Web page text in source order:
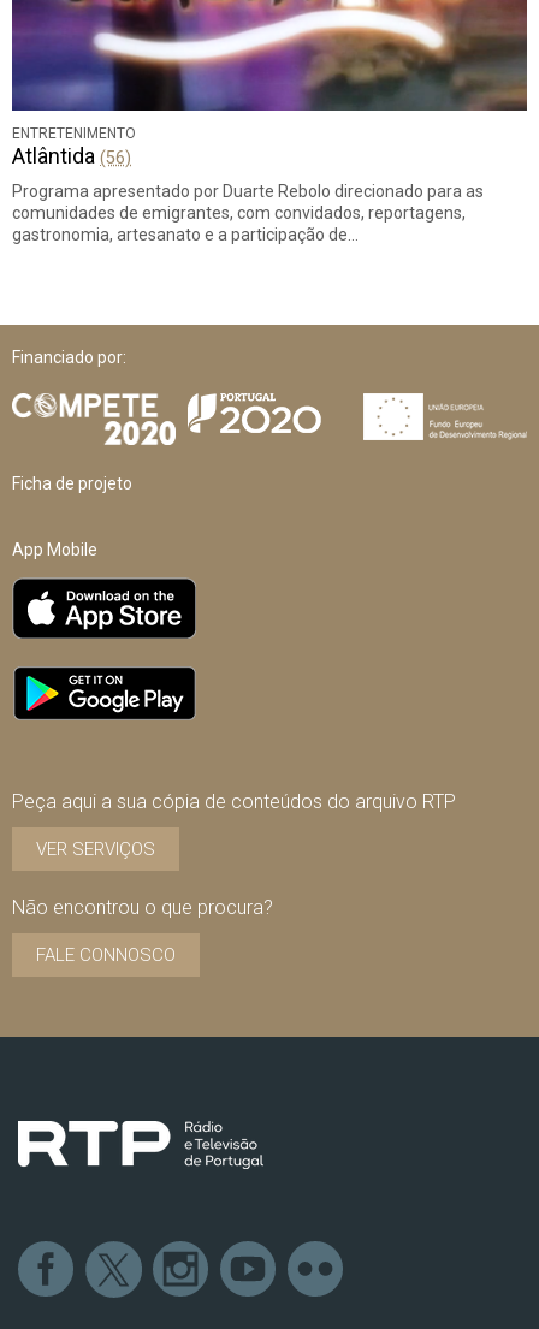
ENTRETENIMENTO
Atlântida (56)
Programa apresentado por Duarte Rebolo direcionado para as
comunidades de emigrantes, com convidados, reportagens,
gastronomia, artesanato e a participação de…
Financiado por:
Ficha de projeto
App Mobile
Peça aqui a sua cópia de conteúdos do arquivo RTP
VER SERVIÇOS
Não encontrou o que procura?
FALE CONNOSCO